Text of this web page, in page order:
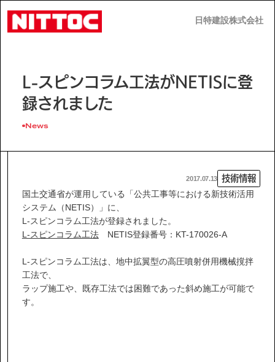
日特建設株式会社
日特建設株式会社
事業内容
技術情報
企業情報
IR情報
L-スピンコラム工法がNETISに登
録されました
News
2017.07.13 技術情報
国土交通省が運用している「公共工事等における新技術活用
システム（NETIS）」に、
L-スピンコラム工法が登録されました。
L-スピンコラム工法NETIS登録番号：KT-170026-A
L-スピンコラム工法は、地中拡翼型の高圧噴射併用機械撹拌
工法で、
ラップ施工や、既存工法では困難であった斜め施工が可能で
す。